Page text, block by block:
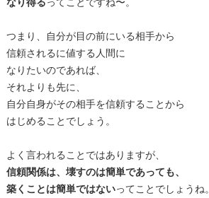
つまり、自分が目の前にいる相手から
信頼されるに値する人間に
なりたいのであれば、
それよりも先に、
自分自身がその相手を信頼することから
はじめることでしょう。
よく言われることではありますが、
信頼関係は、壊すのは簡単であっても、
築くことは簡単ではないってことでしょうね。